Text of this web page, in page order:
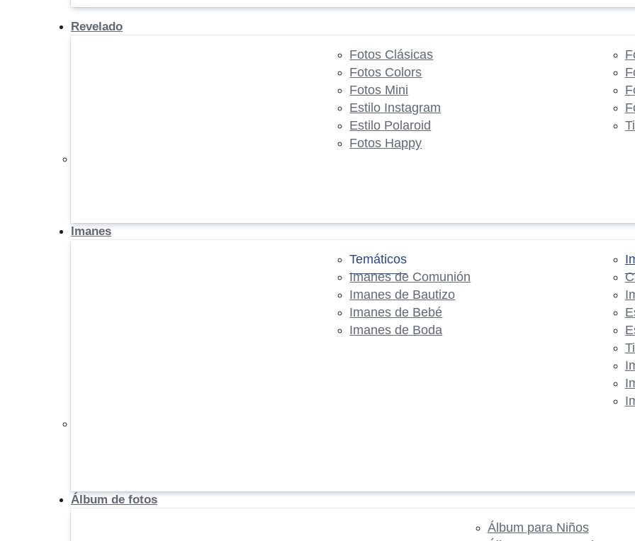
Revelado
Fotos Clásicas
Fotos Colors
Fotos Mini
Estilo Instagram
Estilo Polaroid
Fotos Happy
Imanes
Temáticos
Imanes de Comunión
Imanes de Bautizo
Imanes de Bebé
Imanes de Boda
Álbum de fotos
Álbum para Niños